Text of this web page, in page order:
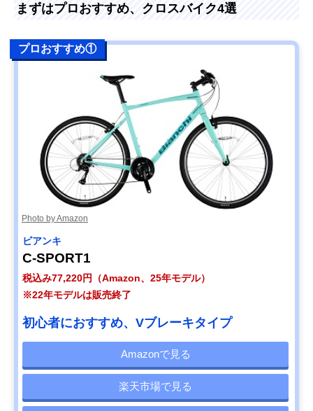
まずはプロおすすめ、クロスバイク4選
プロおすすめ①
Photo by Amazon
ビアンキ
C-SPORT1
税込み77,220円（Amazon、25年モデル）
※22年モデルは販売終了
初心者におすすめ、Vブレーキタイプ
Amazonで見る
楽天市場で見る